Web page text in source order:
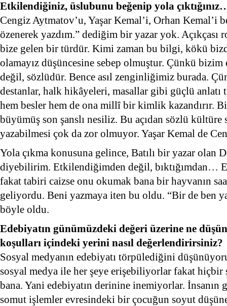
Etkilendiğiniz, üslubunu beğenip yola
Cengiz Aytmatov’u, Yaşar Kemal’i, Orhan Kemal’i
özenerek yazdım.” dediğim bir yazar yok. Açıkçası
bize gelen bir türdür. Kimi zaman bu bilgi, kökü
olamayız düşüncesine sebep olmuştur. Çünkü bizim
değil, sözlüdür. Bence asıl zenginliğimiz burada.
destanlar, halk hikâyeleri, masallar gibi güçlü anlatı
hem besler hem de ona millî bir kimlik kazandırır.
büyümüş son şanslı nesiliz. Bu açıdan sözlü
yazabilmesi çok da zor olmuyor. Yaşar Kemal de
Yola çıkma konusuna gelince, Batılı bir yazar olan
diyebilirim. Etkilendiğimden değil, bıktığımdan…
fakat tabiri caizse onu okumak bana bir hayvanın
geliyordu. Beni yazmaya iten bu oldu. “Bir de ben
böyle oldu.
Edebiyatın günümüzdeki değeri üzerine ne
koşulları içindeki yerini nasıl değerlendirirsiniz?
Sosyal medyanın edebiyatı törpülediğini
sosyal medya ile her şeye erişebiliyorlar fakat
bana. Yani edebiyatın derinine inemiyorlar. İnsanın
somut işlemler evresindeki bir çocuğun soyut